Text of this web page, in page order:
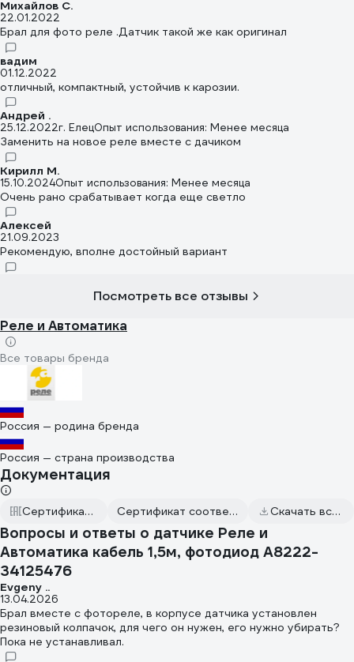
Михайлов С.
22.01.2022
Брал для фото реле .Датчик такой же как оригинал
вадим
01.12.2022
отличный, компактный, устойчив к карозии.
Андрей .
25.12.2022г. ЕлецОпыт использования: Менее месяца
Заменить на новое реле вместе с дачиком
Кирилл М.
15.10.2024Опыт использования: Менее месяца
Очень рано срабатывает когда еще светло
Алексей
21.09.2023
Рекомендую, вполне достойный вариант
Посмотреть все отзывы
Реле и Автоматика
Все товары бренда
Россия — родина бренда
Россия — страна производства
Документация
Сертификаты соответствия Сертификат соответствия от 2024.09.04 Скачать всю документацию
Вопросы и ответы о датчике Реле и
Автоматика кабель 1,5м, фотодиод A8222-
34125476
Evgeny ..
13.04.2026
Брал вместе с фотореле, в корпусе датчика установлен
резиновый колпачок, для чего он нужен, его нужно убирать?
Пока не устанавливал.